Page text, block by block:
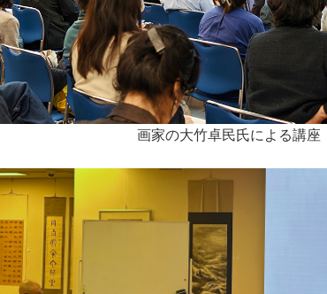
画家の大竹卓民氏による講座